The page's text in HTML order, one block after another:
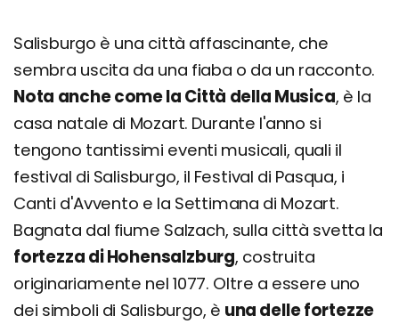
Salisburgo è una città affascinante, che
sembra uscita da una fiaba o da un racconto.
Nota anche come la Città della Musica, è la
casa natale di Mozart. Durante l'anno si
tengono tantissimi eventi musicali, quali il
festival di Salisburgo, il Festival di Pasqua, i
Canti d'Avvento e la Settimana di Mozart.
Bagnata dal fiume Salzach, sulla città svetta la
fortezza di Hohensalzburg, costruita
originariamente nel 1077. Oltre a essere uno
dei simboli di Salisburgo, è una delle fortezze